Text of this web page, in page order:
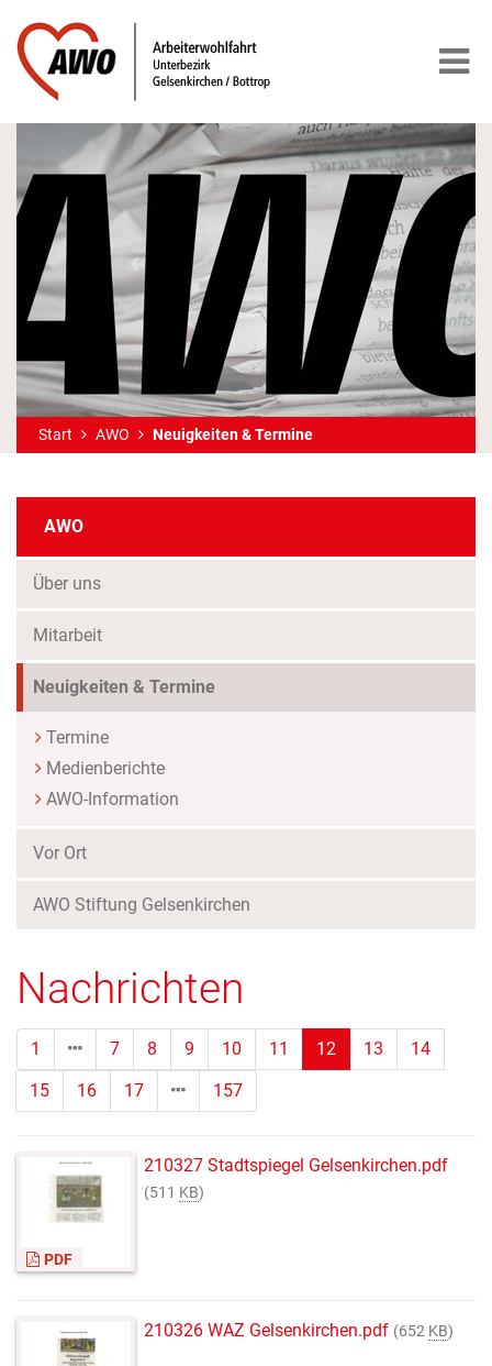
Start AWO Neuigkeiten & Termine
AWO
Über uns
Mitarbeit
Neuigkeiten & Termine
Termine
Medienberichte
AWO-Information
Vor Ort
AWO Stiftung Gelsenkirchen
Nachrichten
1 7 8 9 10 11 12 (Standort)
13
14
15
16 17 157
PDF
210327 Stadtspiegel Gelsenkirchen.pdf
(511 KB)
210326 WAZ Gelsenkirchen.pdf (652 KB)